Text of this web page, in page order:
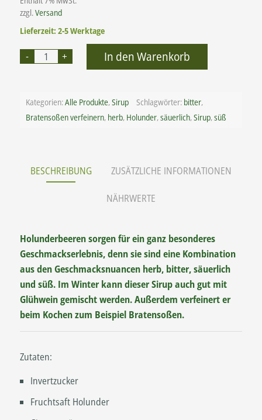
zzgl.Versand
Lieferzeit: 2-5 Werktage
In den Warenkorb
Kategorien:Alle Produkte,Sirup Schlagwörter: bitter,
Bratensoßen verfeinern, herb, Holunder,säuerlich,Sirup,süß
BESCHREIBUNG ZUSÄTZLICHE INFORMATIONEN
NÄHRWERTE
Holunderbeeren sorgen für ein ganz besonderes
Geschmackserlebnis, denn sie sind eine Kombination
aus den Geschmacksnuancen herb, bitter, säuerlich
und süß. Im Winter kann dieser Sirup auch gut mit
Glühwein gemischt werden. Außerdem verfeinert er
beim Kochen zum Beispiel Bratensoßen.
Zutaten:
Invertzucker
Fruchtsaft Holunder